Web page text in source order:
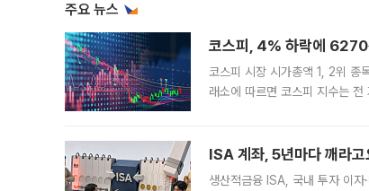
주요 뉴스
코스피, 4% 하락에
코스피 시장 시가총액 1, 2위 종
래소에 따르면 코스피 지수는
ISA 계좌, 5년마다 깨라
생산적금융 ISA, 국내 투자 이